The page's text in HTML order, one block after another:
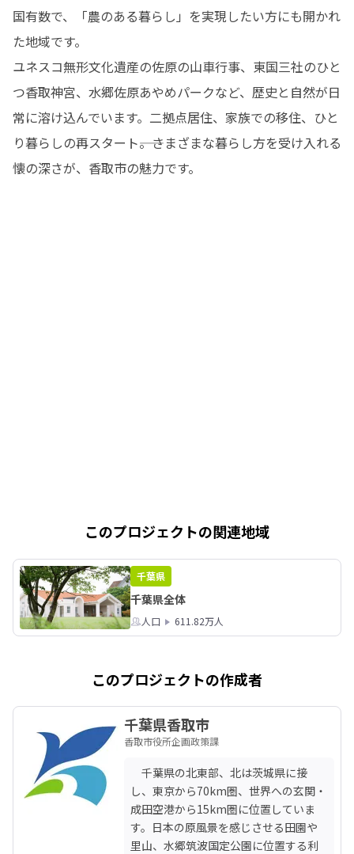
国有数で、「農のある暮らし」を実現したい方にも開かれ
た地域です。
ユネスコ無形文化遺産の佐原の山車行事、東国三社のひと
つ香取神宮、水郷佐原あやめパークなど、歴史と自然が日
常に溶け込んでいます。二拠点居住、家族での移住、ひと
り暮らしの再スタート――。さまざまな暮らし方を受け入れる
懐の深さが、香取市の魅力です。
このプロジェクトの関連地域
千葉県
千葉県全体
人口 611.82万人
このプロジェクトの作成者
千葉県香取市
香取市役所企画政策課
千葉県の北東部、北は茨城県に接
し、東京から70km圏、世界への玄関・
成田空港から15km圏に位置していま
す。日本の原風景を感じさせる田園や
里山、水郷筑波国定公園に位置する利